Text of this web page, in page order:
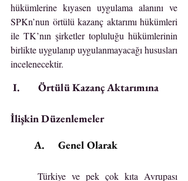
hükümlerine kıyasen uygulama alanını ve
SPKn’nun örtülü kazanç aktarımı hükümleri
ile TK’nın şirketler topluluğu hükümlerinin
birlikte uygulanıp uygulanmayacağı hususları
incelenecektir.
İlişkin Düzenlemeler
	A.      Genel Olarak